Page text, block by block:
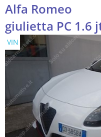
Alfa Romeo
giulietta PC 1.6
VIN